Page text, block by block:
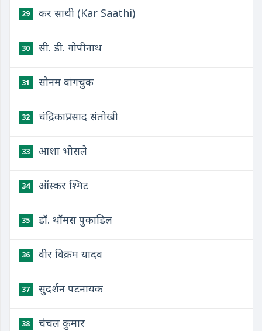
29 कर साथी (Kar Saathi)
30 सी. डी. गोपीनाथ
31 सोनम वांगचुक
32 चंद्रिकाप्रसाद संतोखी
33 आशा भोसले
34 ऑस्कर श्मिट
35 डॉ. थॉमस पुकाडिल
36 वीर विक्रम यादव
37 सुदर्शन पटनायक
38 चंचल कुमार